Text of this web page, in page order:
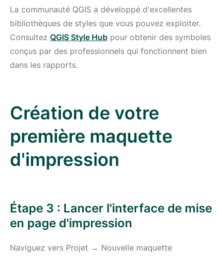
La communauté QGIS a développé d'excellentes
bibliothèques de styles que vous pouvez exploiter.
Consultez QGIS Style Hub pour obtenir des symboles
conçus par des professionnels qui fonctionnent bien
dans les rapports.
Création de votre
première maquette
d'impression
Étape 3 : Lancer l'interface de mise
en page d'impression
Naviguez vers Projet → Nouvelle maquette